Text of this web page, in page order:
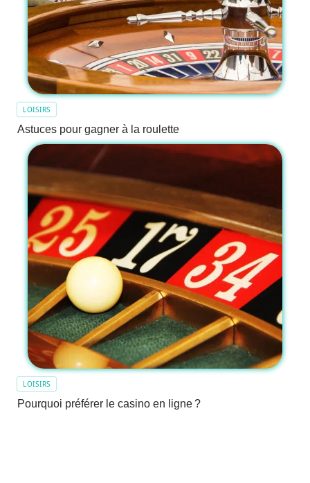
LOISIRS
Astuces pour gagner à la roulette
LOISIRS
Pourquoi préférer le casino en ligne ?